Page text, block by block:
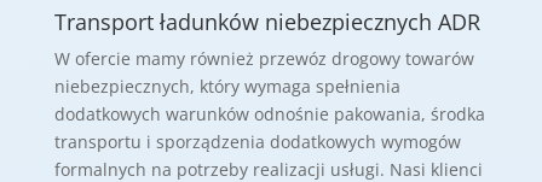
Transport ładunków niebezpiecznych ADR
W ofercie mamy również przewóz drogowy towarów
niebezpiecznych, który wymaga spełnienia
dodatkowych warunków odnośnie pakowania, środka
transportu i sporządzenia dodatkowych wymogów
formalnych na potrzeby realizacji usługi. Nasi klienci